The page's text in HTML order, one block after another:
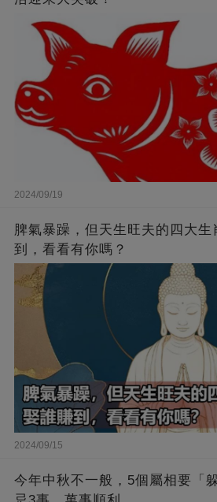
2024/09/19
脾氣暴躁，但天生旺夫的四大
到，看看有你嗎？
2024/09/15
今年中秋不一般，5個屬相要「